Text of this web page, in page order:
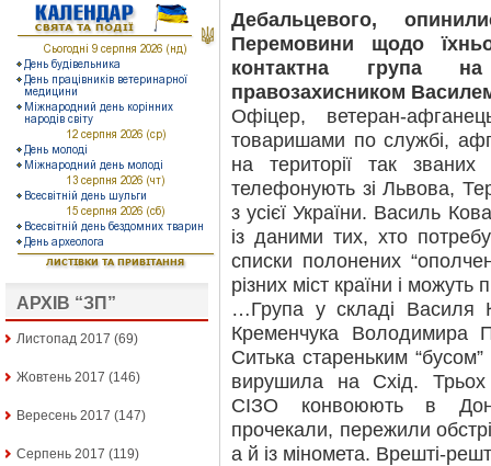
АРХІВ “ЗП”
Листопад 2017 (69)
Жовтень 2017 (146)
Вересень 2017 (147)
Серпень 2017 (119)
Дебальцевого,
Перемовини щодо
контактна група
правозахисником
Офіцер, ветеран-
товаришами по службі,
на території так
телефонують зі Львова,
з усієї України. Василь
із даними тих, хто
списки полонених
різних міст країни і можуть
…Група у складі Василя
Кременчука Володимира
Ситька стареньким
вирушила на Схід. Трьох
СІЗО конвоюють в
прочекали, пережили
а й із міномета. Врешті-